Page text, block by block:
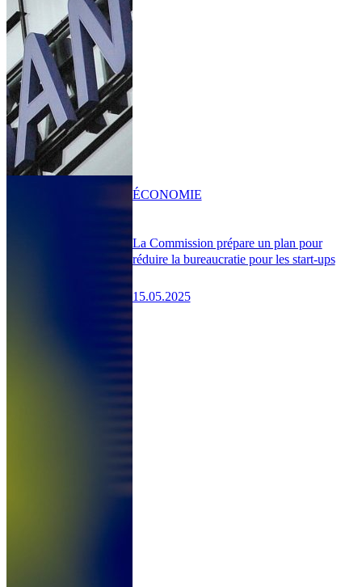
La Commission prépare un plan pour
réduire la bureaucratie pour les start-ups
15.05.2025
ÉCONOMIE